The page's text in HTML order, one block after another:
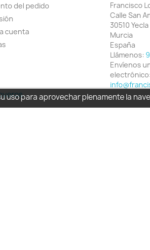
uso para aprovechar plenamente la
del pedido
cuenta
Francisco
Calle San
30510 Yecla
Murcia
España
Llámenos:
Envíenos
electrónico: